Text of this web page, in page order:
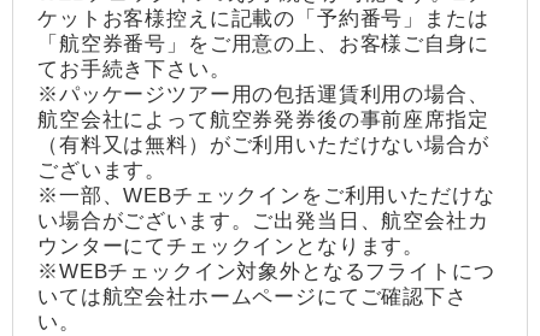
ケットお客様控えに記載の「予約番号」または
「航空券番号」をご用意の上、お客様ご自身に
てお手続き下さい。
※パッケージツアー用の包括運賃利用の場合、
航空会社によって航空券発券後の事前座席指定
（有料又は無料）がご利用いただけない場合が
ございます。
※一部、WEBチェックインをご利用いただけな
い場合がございます。ご出発当日、航空会社カ
ウンターにてチェックインとなります。
※WEBチェックイン対象外となるフライトにつ
いては航空会社ホームページにてご確認下さ
い。